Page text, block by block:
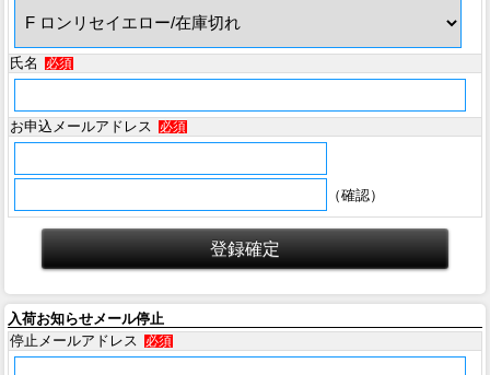
氏名 必須
お申込メールアドレス 必須
（確認）
入荷お知らせメール停止
停止メールアドレス
必須